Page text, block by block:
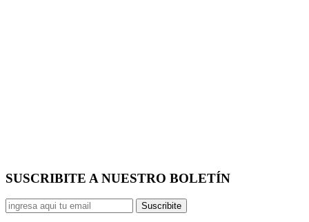
SUSCRIBITE A NUESTRO BOLETÍN
Suscribite